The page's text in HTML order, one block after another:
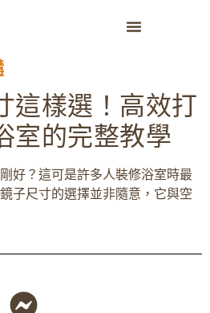
這樣選！高效打
室的完整教學
好？這可是許多人裝修浴室時最
子尺寸的選擇並非隨意，它與空